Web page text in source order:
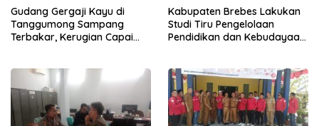
Gudang Gergaji Kayu di
Tanggumong Sampang
Terbakar, Kerugian Capai
Kabupaten Brebes Lakukan
Studi Tiru Pengelolaan
Pendidikan dan Kebudayaan